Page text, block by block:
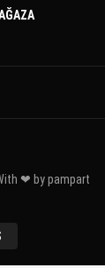
❤ bypampart